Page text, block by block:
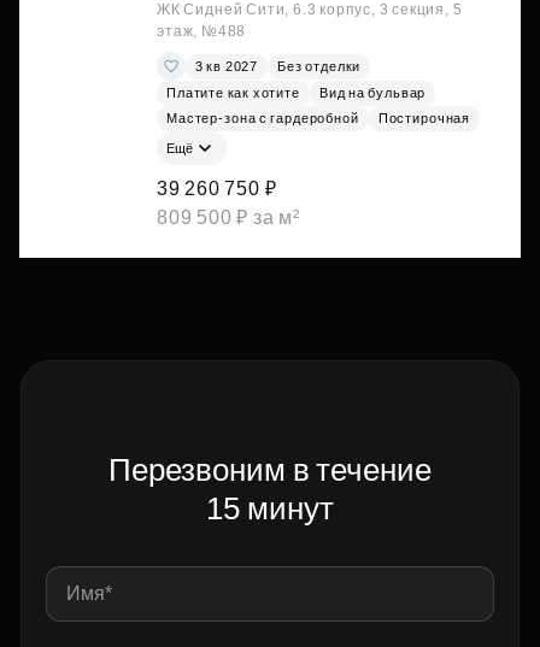
ЖК Сидней Сити, 6.3 корпус, 3 секция, 5
этаж, №488
3 кв 2027
Без отделки
Платите как хотите
Вид на бульвар
Мастер-зона с гардеробной
Постирочная
Ещё
39 260 750 ₽
809 500 ₽ за м²
Перезвоним в течение
15 минут